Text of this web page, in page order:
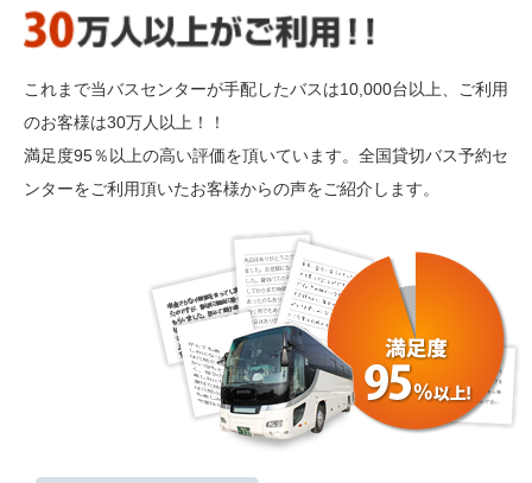
これまで当バスセンターが手配したバスは10,000台以上、ご利用
のお客様は30万人以上！！
満足度95％以上の高い評価を頂いています。全国貸切バス予約セ
ンターをご利用頂いたお客様からの声をご紹介します。